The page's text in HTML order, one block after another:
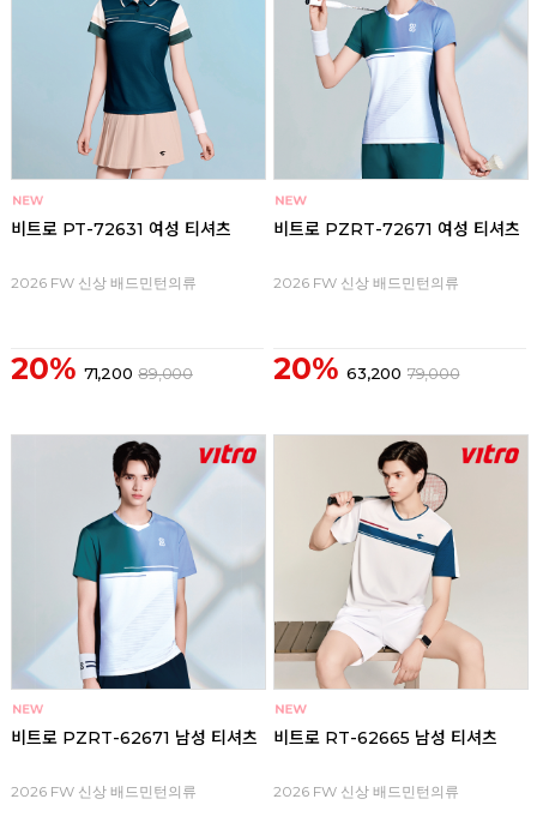
비트로 PT-72631 여성 티셔츠
2026 FW 신상 배드민턴의류
20% 71,200 89,000
비트로 PZRT-72671 여성 티셔츠
2026 FW 신상 배드민턴의류
20% 63,200 79,000
비트로 PZRT-62671 남성 티셔츠
2026 FW 신상 배드민턴의류
비트로 RT-62665 남성 티셔츠
2026 FW 신상 배드민턴의류